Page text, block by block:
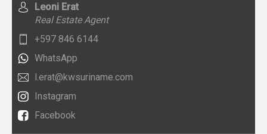
Leoni Erat
Real Estate Agent
+597 846 6144
WhatsApp
l.erat@kwsuriname.com
Instagram
Facebook